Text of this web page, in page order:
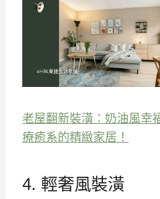
老屋翻新裝潢：奶油風幸
療癒系的精緻家居！
4. 輕奢風裝潢